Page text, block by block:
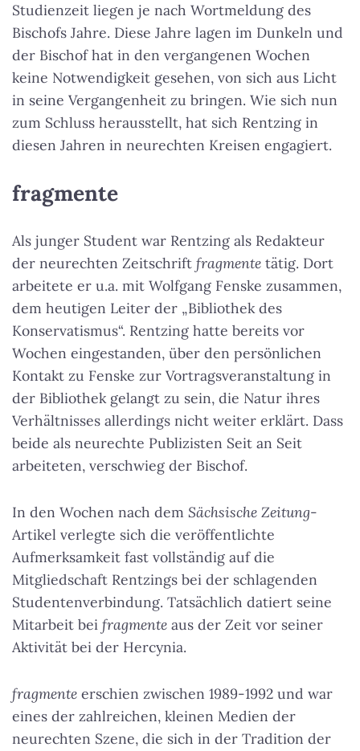
Studienzeit liegen je nach Wortmeldung des
Bischofs Jahre. Diese Jahre lagen im Dunkeln und
der Bischof hat in den vergangenen Wochen
keine Notwendigkeit gesehen, von sich aus Licht
in seine Vergangenheit zu bringen. Wie sich nun
zum Schluss herausstellt, hat sich Rentzing in
diesen Jahren in neurechten Kreisen engagiert.
fragmente
Als junger Student war Rentzing als Redakteur
der neurechten Zeitschrift fragmente tätig. Dort
arbeitete er u.a. mit Wolfgang Fenske zusammen,
dem heutigen Leiter der „Bibliothek des
Konservatismus“. Rentzing hatte bereits vor
Wochen eingestanden, über den persönlichen
Kontakt zu Fenske zur Vortragsveranstaltung in
der Bibliothek gelangt zu sein, die Natur ihres
Verhältnisses allerdings nicht weiter erklärt. Dass
beide als neurechte Publizisten Seit an Seit
arbeiteten, verschwieg der Bischof.
In den Wochen nach dem Sächsische Zeitung-
Artikel verlegte sich die veröffentlichte
Aufmerksamkeit fast vollständig auf die
Mitgliedschaft Rentzings bei der schlagenden
Studentenverbindung. Tatsächlich datiert seine
Mitarbeit bei fragmente aus der Zeit vor seiner
Aktivität bei der Hercynia.
fragmente erschien zwischen 1989-1992 und war
eines der zahlreichen, kleinen Medien der
neurechten Szene, die sich in der Tradition der